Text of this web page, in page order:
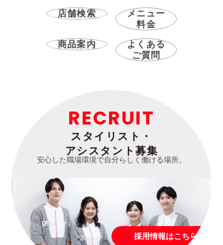
店舗検索
メニュー
料金
商品案内
よくある
ご質問
RECRUIT
スタイリスト・
アシスタント募集
安心した職場環境で自分らしく働ける場所。
採用情報はこちら